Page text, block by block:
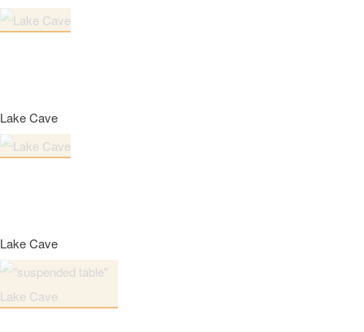
Lake Cave
Lake Cave